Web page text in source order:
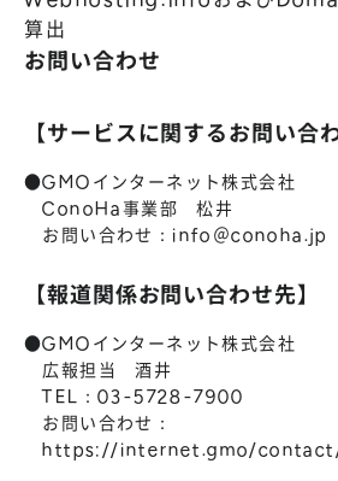
算出
お問い合わせ
【サービスに関するお問い合
●GMOインターネット株式会社
ConoHa事業部 松井
お問い合わせ：info＠conoha.jp
【報道関係お問い合わせ先】
●GMOインターネット株式会社
広報担当 酒井
TEL：03-5728-7900
お問い合わせ：
https://internet.gmo/